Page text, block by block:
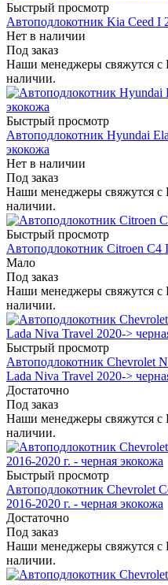
Быстрый просмотр
Автоподлокотник Kia Ceed I
Нет в наличии
Под заказ
Наши менеджеры свяжутся с
наличии.
Быстрый просмотр
Автоподлокотник Hyundai
экокожа
Нет в наличии
Под заказ
Наши менеджеры свяжутся с
наличии.
Быстрый просмотр
Автоподлокотник Citroen C4
Мало
Под заказ
Наши менеджеры свяжутся с
наличии.
Быстрый просмотр
Автоподлокотник Chevrolet
Lada Niva Travel 2020->
Достаточно
Под заказ
Наши менеджеры свяжутся с
наличии.
Быстрый просмотр
Автоподлокотник Chevrolet
2016-2020 г. - черная экокожа
Достаточно
Под заказ
Наши менеджеры свяжутся с
наличии.